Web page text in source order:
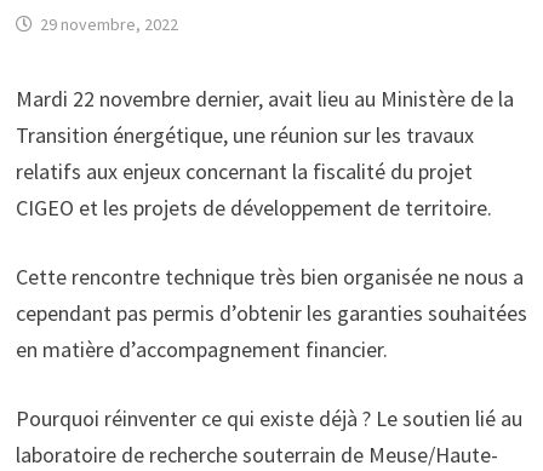
29 novembre, 2022
Mardi 22 novembre dernier, avait lieu au Ministère de la
Transition énergétique, une réunion sur les travaux
relatifs aux enjeux concernant la fiscalité du projet
CIGEO et les projets de développement de territoire.
Cette rencontre technique très bien organisée ne nous a
cependant pas permis d’obtenir les garanties souhaitées
en matière d’accompagnement financier.
Pourquoi réinventer ce qui existe déjà ? Le soutien lié au
laboratoire de recherche souterrain de Meuse/Haute-